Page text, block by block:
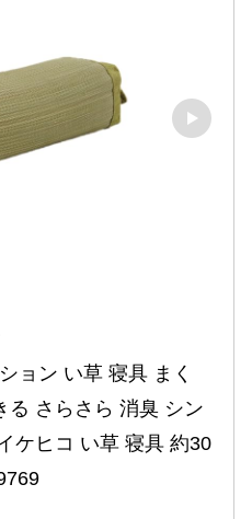
ョン い草 寝具 まく
る さらさら 消臭 シン
ケヒコ い草 寝具 約30